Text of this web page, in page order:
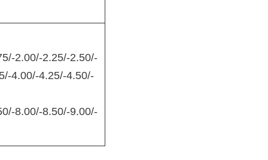
2.00/-2.25/-2.50/-
4.00/-4.25/-4.50/-
8.00/-8.50/-9.00/-